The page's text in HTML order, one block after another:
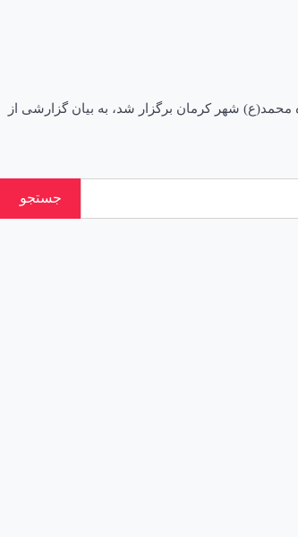
خبری که به مناسبت دهه وقف در امام‌زاده محمد(ع) شهر کرمان برگزار شد، به بیان گزارشی از